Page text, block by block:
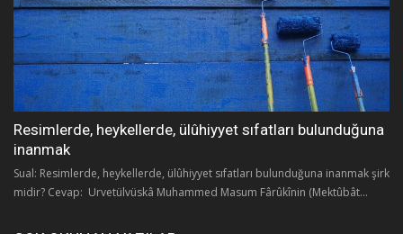
Resimlerde, heykellerde, ülûhiyyet sıfatları bulunduğuna
inanmak
Sual: Resimlerde, heykellerde, ülûhiyyet sıfatları bulunduğuna inanmak şirk
midir? Cevap: Urvetülvüskâ Muhammed Masum Fârûkînin (Mektûbât...